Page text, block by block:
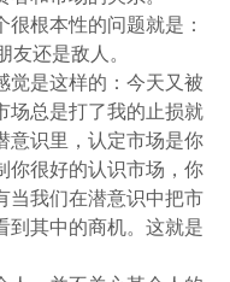
根本性的问题就是：
还是敌人。
觉是这样的：今天又被
场总是打了我的止损就
意识里，认定市场是你
你很好的认识市场，你
当我们在潜意识中把市
到其中的商机。这就是